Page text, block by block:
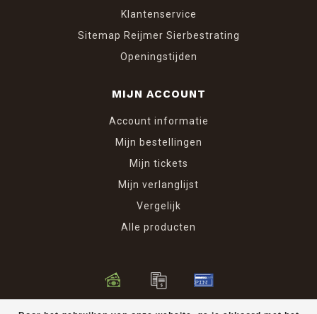
Klantenservice
Sitemap Reijmer Sierbestrating
Openingstijden
MIJN ACCOUNT
Account informatie
Mijn bestellingen
Mijn tickets
Mijn verlanglijst
Vergelijk
Alle producten